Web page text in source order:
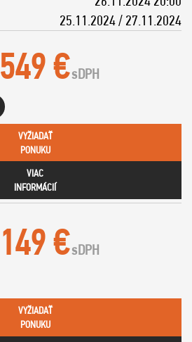
25.11.2024 / 27.11.2024
549 €sDPH
VYŽIADAŤ
PONUKU
VIAC
INFORMÁCIÍ
149 €sDPH
VYŽIADAŤ
PONUKU